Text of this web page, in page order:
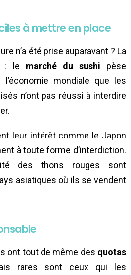
à mettre en place
n’a été prise auparavant ? La
: le marché du sushi pèse
mondiale que les
n’ont pas réussi à interdire
leur intérêt comme le Japon
à toute forme d’interdiction.
des thons rouges sont
asiatiques où ils se vendent
ont tout de même des quotas
rares sont ceux qui les